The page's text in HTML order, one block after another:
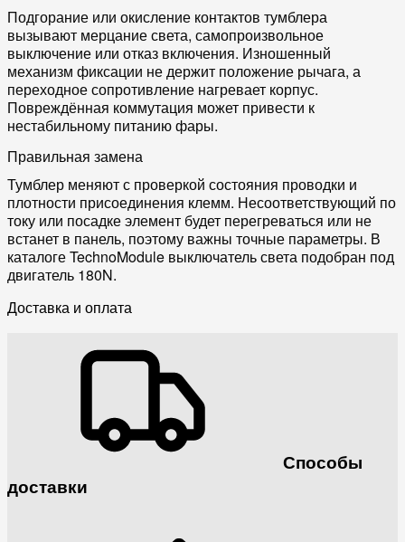
Подгорание или окисление контактов тумблера
вызывают мерцание света, самопроизвольное
выключение или отказ включения. Изношенный
механизм фиксации не держит положение рычага, а
переходное сопротивление нагревает корпус.
Повреждённая коммутация может привести к
нестабильному питанию фары.
Правильная замена
Тумблер меняют с проверкой состояния проводки и
плотности присоединения клемм. Несоответствующий по
току или посадке элемент будет перегреваться или не
встанет в панель, поэтому важны точные параметры. В
каталоге TechnoModule выключатель света подобран под
двигатель 180N.
Доставка и оплата
Способы
доставки